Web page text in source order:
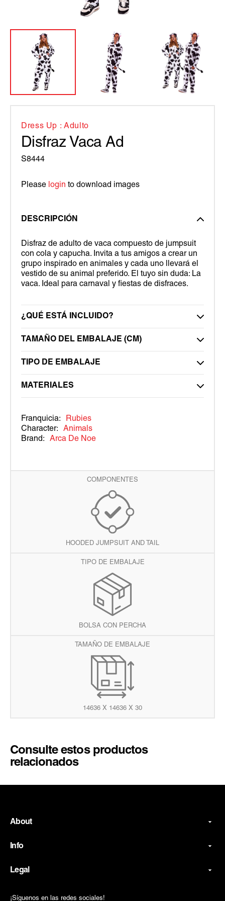
COMPONENTES
HOODED JUMPSUIT AND TAIL
TIPO DE EMBALAJE
BOLSA CON PERCHA
TAMAÑO DE EMBALAJE
14636 X 14636 X 30
Dress Up : Adulto
Disfraz Vaca Ad
S8444
Please login to download images
DESCRIPCIÓN
Disfraz de adulto de vaca compuesto de jumpsuit
con cola y capucha. Invita a tus amigos a crear un
grupo inspirado en animales y cada uno llevará el
vestido de su animal preferido. El tuyo sin duda: La
vaca. Ideal para carnaval y fiestas de disfraces.
¿QUÉ ESTÁ INCLUIDO?
TAMAÑO DEL EMBALAJE (CM)
TIPO DE EMBALAJE
MATERIALES
Franquicia:
Rubies
Character:
Animals
Brand:
Arca De Noe
Consulte estos productos
relacionados
About
Info
Legal
¡Síguenos en las redes sociales!